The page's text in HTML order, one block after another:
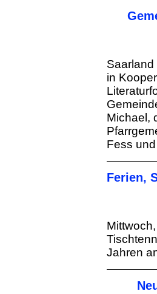
in
Michael,
Fess
Ferien,
Jahren